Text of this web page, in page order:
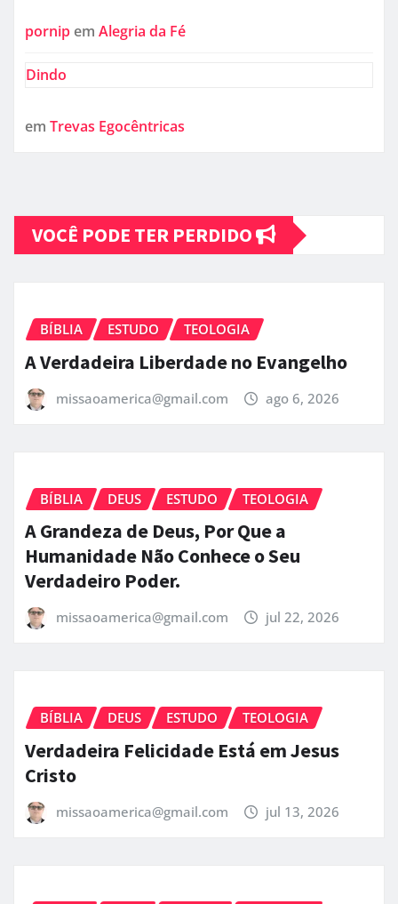
pornip em Alegria da Fé
Dindo
em Trevas Egocêntricas
VOCÊ PODE TER PERDIDO
BÍBLIA ESTUDO TEOLOGIA
A Verdadeira Liberdade no Evangelho
missaoamerica@gmail.com ago 6, 2026
BÍBLIA DEUS ESTUDO TEOLOGIA
A Grandeza de Deus, Por Que a
Humanidade Não Conhece o Seu
Verdadeiro Poder.
missaoamerica@gmail.com jul 22, 2026
BÍBLIA DEUS ESTUDO TEOLOGIA
Verdadeira Felicidade Está em Jesus
Cristo
missaoamerica@gmail.com jul 13, 2026